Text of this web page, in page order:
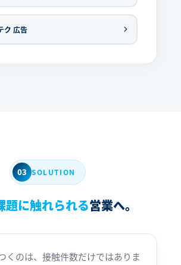
ク 広告
03 SOLUTION
題に触れられる営業へ。
くのは、接触件数だけではありま